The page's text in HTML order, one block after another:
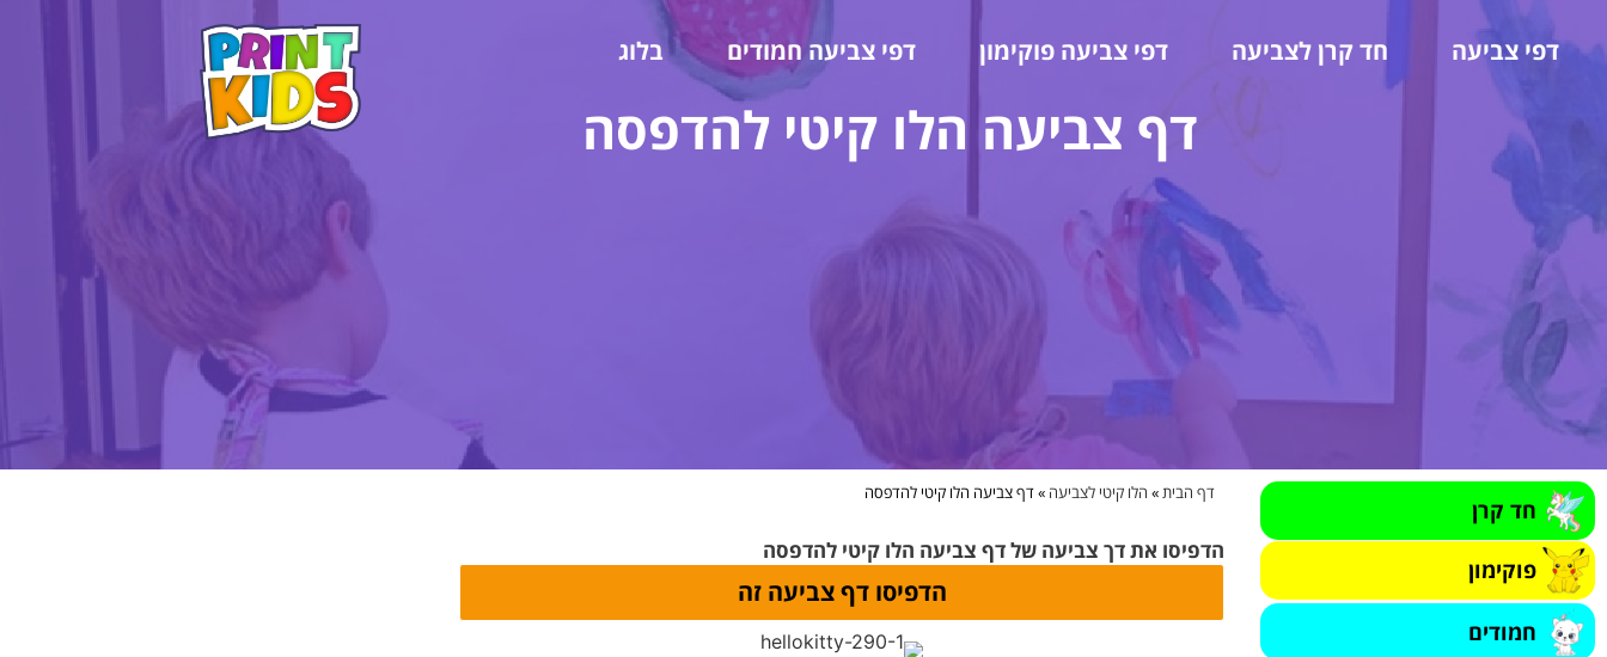
דפי צביעה חד קרן לצביעה דפי צביעה פוקימון דפי צביעה חמודים בלוג
דף צביעה הלו קיטי להדפסה
חד קרן
פוקימון
חמודים
דף הבית» הלו קיטי לצביעה »דף צביעה הלו קיטי להדפסה
הדפיסו את דך צביעה של דף צביעה הלו קיטי להדפסה